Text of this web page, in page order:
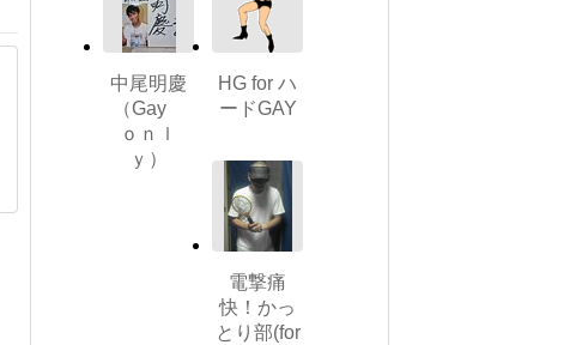
中尾明慶
（Gay
ｏｎｌ
ｙ）
HG for ハ
ードGAY
電撃痛
快！かっ
とり部(for